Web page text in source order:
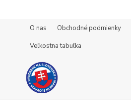
O nas Obchodné podmienky
Veľkostna tabuľka